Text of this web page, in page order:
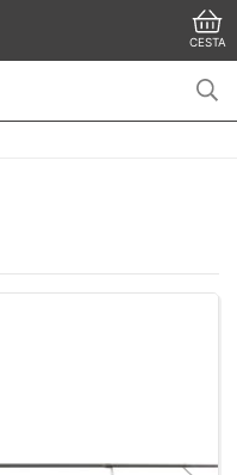
CESTA